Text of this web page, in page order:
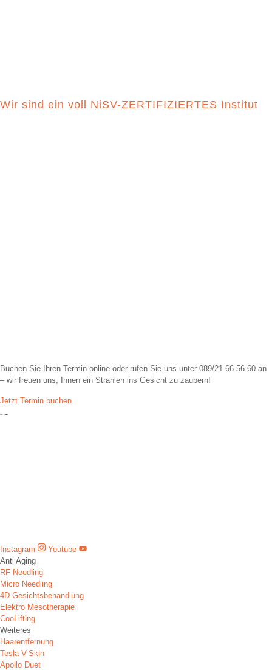
Wir sind ein voll NiSV-ZERTIFIZIERTES Institut
Buchen Sie Ihren Termin online oder rufen Sie uns unter 089/21 66 56 60 an
– wir freuen uns, Ihnen ein Strahlen ins Gesicht zu zaubern!
Jetzt Termin buchen
Instagram
Youtube
Anti Aging
RF Needling
Micro Needling
4D Gesichtsbehandlung
Elektro Mesotherapie
CooLifting
Weiteres
Haarentfernung
Tesla V-Skin
Apollo Duet